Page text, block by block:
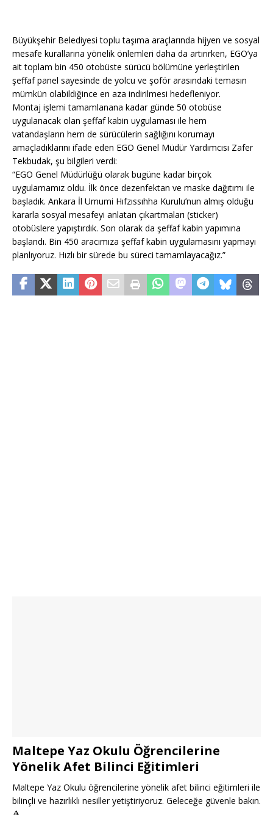
Büyükşehir Belediyesi toplu taşıma araçlarında hijyen ve sosyal
mesafe kurallarına yönelik önlemleri daha da artırırken, EGO’ya
ait toplam bin 450 otobüste sürücü bölümüne yerleştirilen
şeffaf panel sayesinde de yolcu ve şoför arasındaki temasın
mümkün olabildiğince en aza indirilmesi hedefleniyor.
Montaj işlemi tamamlanana kadar günde 50 otobüse
uygulanacak olan şeffaf kabin uygulaması ile hem
vatandaşların hem de sürücülerin sağlığını korumayı
amaçladıklarını ifade eden EGO Genel Müdür Yardımcısı Zafer
Tekbudak, şu bilgileri verdi:
“EGO Genel Müdürlüğü olarak bugüne kadar birçok
uygulamamız oldu. İlk önce dezenfektan ve maske dağıtımı ile
başladık. Ankara İl Umumi Hıfzıssıhha Kurulu’nun almış olduğu
kararla sosyal mesafeyi anlatan çıkartmaları (sticker)
otobüslere yapıştırdık. Son olarak da şeffaf kabin yapımına
başlandı. Bin 450 aracımıza şeffaf kabin uygulamasını yapmayı
planlıyoruz. Hızlı bir sürede bu süreci tamamlayacağız.”
Maltepe Yaz Okulu Öğrencilerine
Yönelik Afet Bilinci Eğitimleri
Maltepe Yaz Okulu öğrencilerine yönelik afet bilinci eğitimleri ile
bilinçli ve hazırlıklı nesiller yetiştiriyoruz. Geleceğe güvenle bakın.